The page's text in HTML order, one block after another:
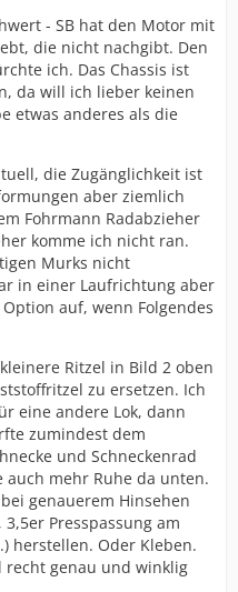
- SB hat den Motor mit
die nicht nachgibt. Den
ich. Das Chassis ist
da will ich lieber keinen
etwas anderes als die
die Zugänglichkeit ist
aber ziemlich
Fohrmann Radabzieher
komme ich nicht ran.
Murks nicht
in einer Laufrichtung aber
auf, wenn Folgendes
Ritzel in Bild 2 oben
zu ersetzen. Ich
eine andere Lok, dann
zumindest dem
und Schneckenrad
mehr Ruhe da unten.
genauerem Hinsehen
Presspassung am
herstellen. Oder Kleben.
recht genau und winklig